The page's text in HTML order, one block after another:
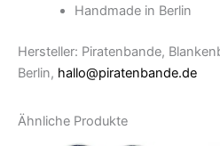
Handmade in Berlin
Hersteller: Piratenbande,
Berlin, hallo@piratenbande.de
Ähnliche Produkte